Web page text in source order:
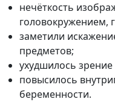
нечёткость
головокружением,
заметили
предметов;
ухудшилось зрение
повысилось
беременности.